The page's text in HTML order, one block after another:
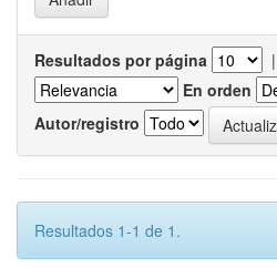
Resultados por página |
En orden
Autor/registro
Resultados 1-1 de 1.